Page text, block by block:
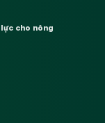
cho nông